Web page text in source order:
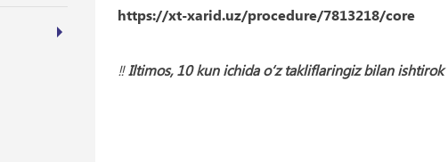
https://xt-xarid.uz/procedure/7813218/core
‼️ Iltimos, 10 kun ichida o‘z takliflaringiz bilan ishtirok